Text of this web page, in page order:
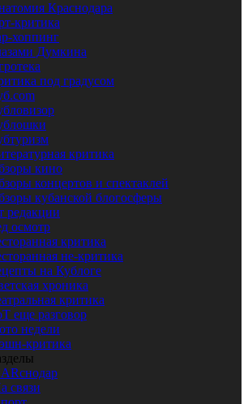
Краснодара
критика
хоппинг
Думкина
под градусом
критика
кино
концертов и спектаклей
кубанской блогосферы
редакции
осмотр
критика
не-критика
на Кублоге
хроника
критика
еще разговор
недели
критика
связи